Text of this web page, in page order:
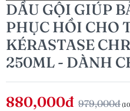
DẦU GỘI GIÚP
PHỤC HỒI CHO
KÉRASTASE
250ML - DÀNH
880,000đ 979,000đ